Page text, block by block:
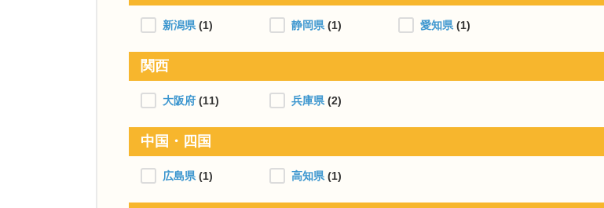
新潟県 (1) 静岡県 (1) 愛知県 (1)
関西
大阪府 (11) 兵庫県 (2)
中国・四国
広島県 (1) 高知県 (1)